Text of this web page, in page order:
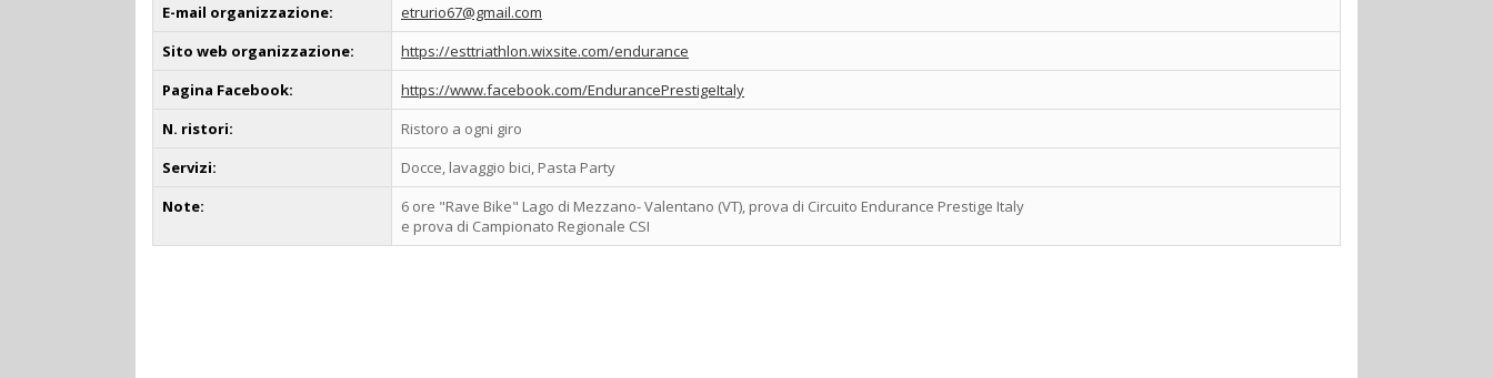
E-mail organizzazione:
etrurio67@gmail.com
Sito web organizzazione:
https://esttriathlon.wixsite.com/endurance
Pagina Facebook:
https://www.facebook.com/EndurancePrestigeItaly
N. ristori:
Ristoro a ogni giro
Servizi:
Docce, lavaggio bici, Pasta Party
Note:
6 ore "Rave Bike" Lago di Mezzano- Valentano (VT), prova di Circuito Endurance Prestige Italy
e prova di Campionato Regionale CSI